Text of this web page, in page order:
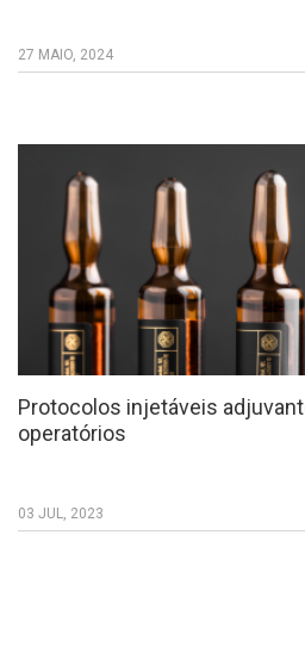
27 MAIO, 2024
Protocolos injetáveis
operatórios
03 JUL, 2023